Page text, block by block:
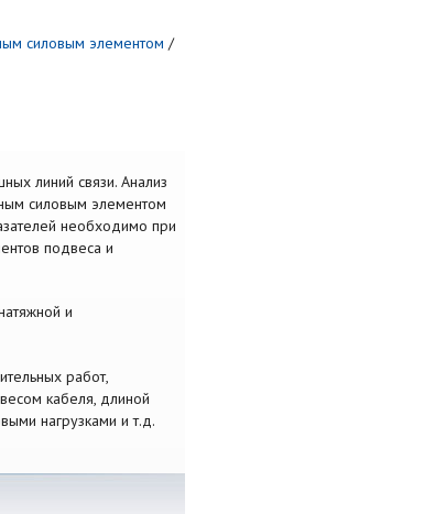
силовым элементом /
линий связи. Анализ
силовым элементом
необходимо при
подвеса и
и
работ,
кабеля, длиной
нагрузками и т.д.